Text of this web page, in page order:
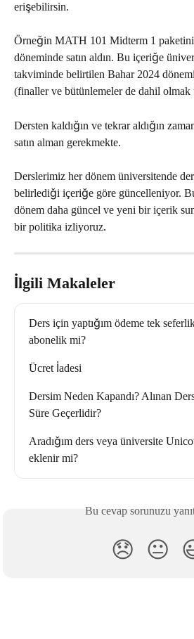
erişebilirsin.
Örneğin MATH 101 Midterm 1
döneminde satın aldın. Bu içeriğe
takviminde belirtilen Bahar 2024
(finaller ve bütünlemeler de dahil olmak
Dersten kaldığın ve tekrar aldığın
satın alman gerekmekte.
Derslerimiz her dönem üniversitende
belirlediği içeriğe göre güncelleniyor.
dönem daha güncel ve yeni bir içerik
bir politika izliyoruz.
İlgili Makaleler
Ders için yaptığım ödeme tek
abonelik mi?
Ücret İadesi
Dersim Neden Kapandı? Alınan
Süre Geçerlidir?
Aradığım ders veya üniversite
eklenir mi?
Bu cevap sorunuzu
😞 😐